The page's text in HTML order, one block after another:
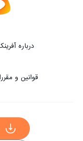
درباره
قوانین و